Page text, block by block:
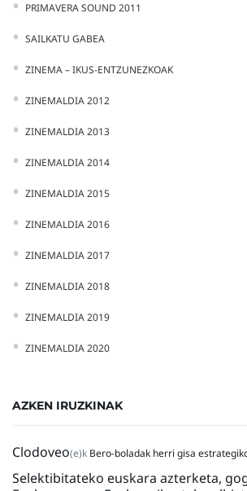
PRIMAVERA SOUND 2011
SAILKATU GABEA
ZINEMA – IKUS-ENTZUNEZKOAK
ZINEMALDIA 2012
ZINEMALDIA 2013
ZINEMALDIA 2014
ZINEMALDIA 2015
ZINEMALDIA 2016
ZINEMALDIA 2017
ZINEMALDIA 2018
ZINEMALDIA 2019
ZINEMALDIA 2020
AZKEN IRUZKINAK
Clodoveo(e)k Bero-boladak herri gisa
Selektibitateko euskara azterketa,